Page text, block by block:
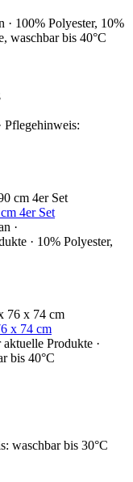
· 100% Polyester, 10%
waschbar bis 40°C
Pflegehinweis:
4er Set
·
· 10% Polyester,
x 74 cm
Produkte ·
bis 40°C
waschbar bis 30°C